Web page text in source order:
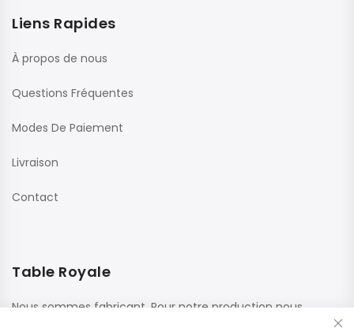
Liens Rapides
À propos de nous
Questions Fréquentes
Modes De Paiement
Livraison
Contact
Table Royale
Nous sommes fabricant. Pour notre production nous